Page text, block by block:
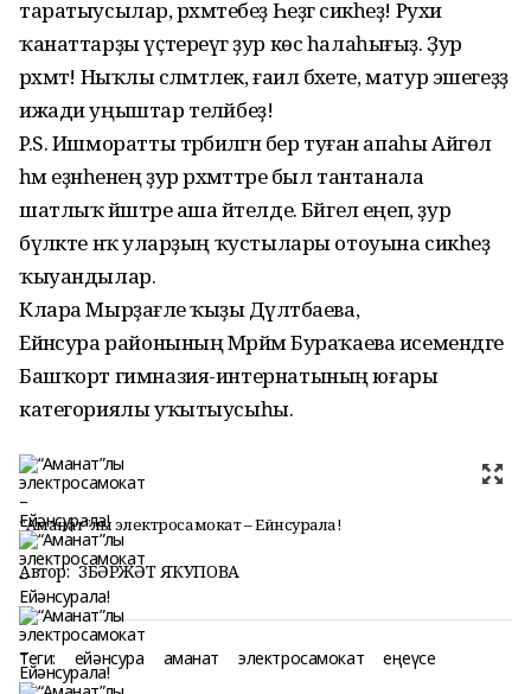
таратыусылар, рәхмәтебеҙ Һеҙгә сикһеҙ! Рухи
ҡанаттарҙы үҫтереүгә ҙур көс һалаһығыҙ. Ҙур
рәхмәт! Ныҡлы сәләмәтлек, ғаилә бәхете, матур эшегеҙҙә
ижади уңыштар теләйбеҙ!
P.S. Ишморатты тәрбиәләгән бер туған апаһы Айгөл
һәм еҙнәһенең ҙур рәхмәттәре был тантанала
шатлыҡ йәштәре аша әйтелде. Бәйгелә еңеп, ҙур
бүләкте нәҡ уларҙың ҡустылары отоуына сикһеҙ
ҡыуандылар.
Клара Мырҙағәле ҡыҙы Дәүләтбаева,
Ейәнсура районының Мәрйәм Бураҡаева исемендәге
Башҡорт гимназия-интернатының юғары
категориялы уҡытыусыһы.
“Аманат”лы электросамокат – Ейәнсурала!
Автор: ЗӨБӘРЖӘТ ЯҠУПОВА
Теги: ейәнсура аманат электросамокат еңеүсе